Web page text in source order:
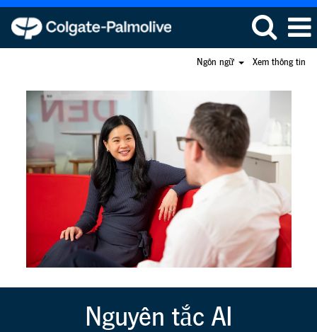
Ngôn ngữ Xem thông tin
Nguyên tắc AI